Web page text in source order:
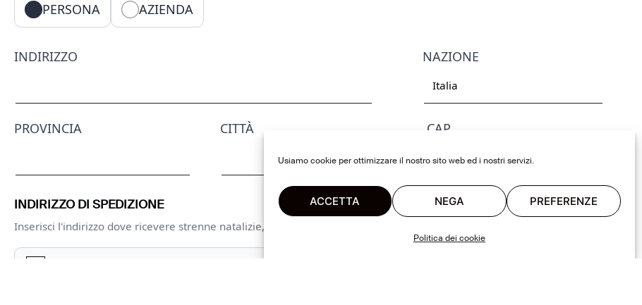
Usiamo cookie per ottimizzare il nostro sito web ed i nostri servizi.
ACCETTA NEGA PREFERENZE
Politica dei cookie
PERSONA AZIENDA
INDIRIZZO NAZIONE
PROVINCIA CITTÀ CAP
INDIRIZZO DI SPEDIZIONE
Inserisci l'indirizzo dove ricevere strenne natalizie, cataloghi, inviti, posta.